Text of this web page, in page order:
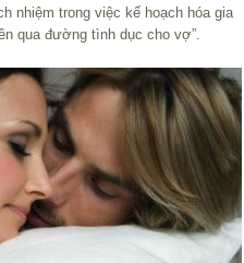
nhiệm trong việc kế hoạch hóa gia
qua đường tình dục cho vợ”.